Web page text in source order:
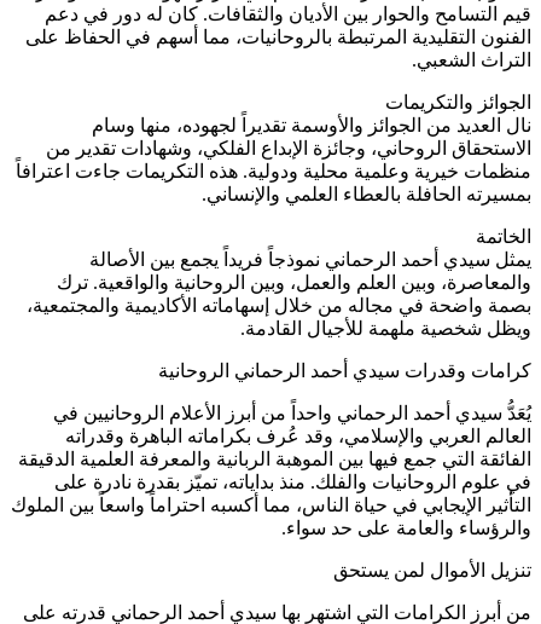
قيم التسامح والحوار بين الأديان والثقافات. كان له دور في دعم
الفنون التقليدية المرتبطة بالروحانيات، مما أسهم في الحفاظ على
التراث الشعبي.
الجوائز والتكريمات
نال العديد من الجوائز والأوسمة تقديراً لجهوده، منها وسام
الاستحقاق الروحاني، وجائزة الإبداع الفلكي، وشهادات تقدير من
منظمات خيرية وعلمية محلية ودولية. هذه التكريمات جاءت اعترافاً
بمسيرته الحافلة بالعطاء العلمي والإنساني.
الخاتمة
يمثل سيدي أحمد الرحماني نموذجاً فريداً يجمع بين الأصالة
والمعاصرة، وبين العلم والعمل، وبين الروحانية والواقعية. ترك
بصمة واضحة في مجاله من خلال إسهاماته الأكاديمية والمجتمعية،
ويظل شخصية ملهمة للأجيال القادمة.
كرامات وقدرات سيدي أحمد الرحماني الروحانية
يُعَدُّ سيدي أحمد الرحماني واحداً من أبرز الأعلام الروحانيين في
العالم العربي والإسلامي، وقد عُرف بكراماته الباهرة وقدراته
الفائقة التي جمع فيها بين الموهبة الربانية والمعرفة العلمية الدقيقة
في علوم الروحانيات والفلك. منذ بداياته، تميّز بقدرة نادرة على
التأثير الإيجابي في حياة الناس، مما أكسبه احتراماً واسعاً بين الملوك
والرؤساء والعامة على حد سواء.
تنزيل الأموال لمن يستحق
من أبرز الكرامات التي اشتهر بها سيدي أحمد الرحماني قدرته على